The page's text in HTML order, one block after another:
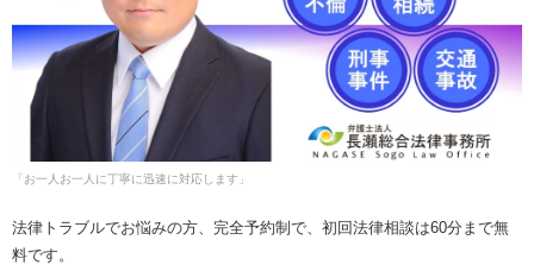
「お一人お一人に丁寧に迅速に対応します」
法律トラブルでお悩みの方、完全予約制で、初回法律相談は60分まで無
料です。